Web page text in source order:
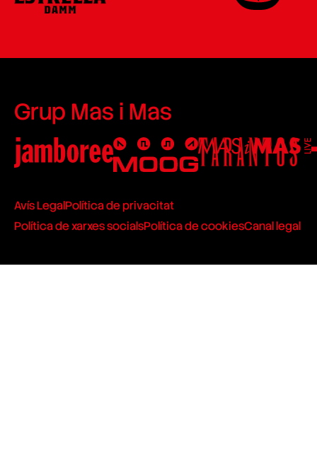
Grup Mas i Mas
Avís LegalPolítica de privacitat
Política de xarxes socialsPolítica de cookiesCanal legal